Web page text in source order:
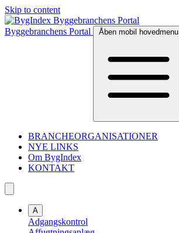
Skip to content
Byggebranchens Portal Åben mobil hovedmenu
BRANCHEORGANISATIONER
NYE LINKS
Om BygIndex
KONTAKT
A
Adgangskontrol